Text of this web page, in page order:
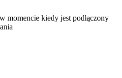
momencie kiedy jest podłączony